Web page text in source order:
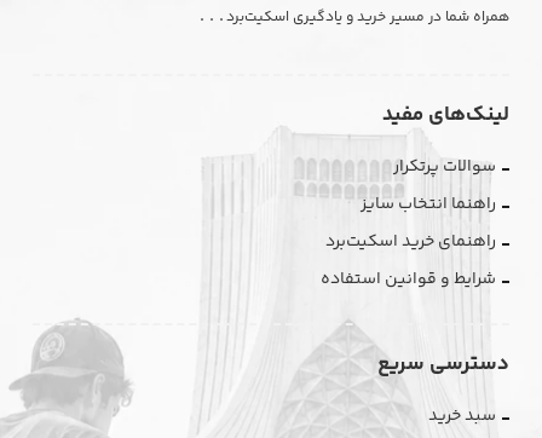
همراه شما در مسیر خرید و یادگیری اسکیت‌برد. . .
لینک‌های مفید
سوالات پرتکرار
راهنما انتخاب سایز
راهنمای خرید اسکیت‌برد
شرایط و قوانین استفاده
دسترسی سریع
سبد خرید